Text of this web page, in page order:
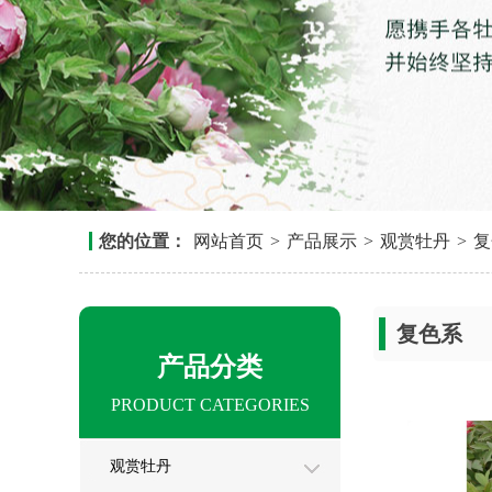
您的位置： 网站首页 > 产品展示 > 观赏牡丹 >
产品分类
PRODUCT CATEGORIES
观赏牡丹
复色系